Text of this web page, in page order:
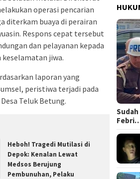
operasi pencarian
diterkam buaya di perairan
Respons cepat tersebut
dan pelayanan kepada
keselamatan jiwa.
laporan yang
peristiwa terjadi pada
Teluk Betung.
Heboh! Tragedi Mutilasi di
Depok: Kenalan Lewat
Medsos Berujung
Pembunuhan, Pelaku
Sudah